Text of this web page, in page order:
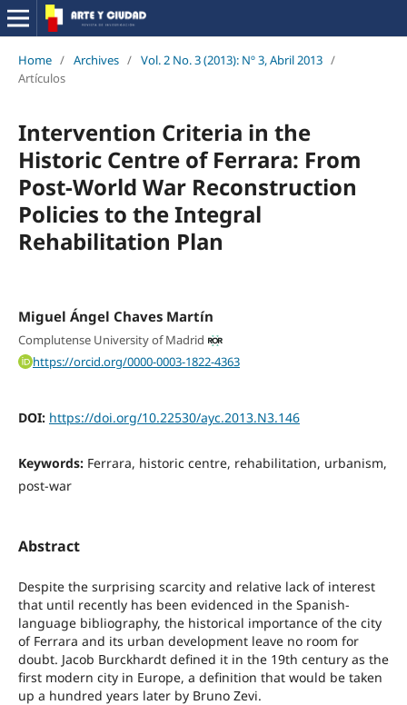
Home / Archives / Vol. 2 No. 3 (2013): Nº 3, Abril 2013 /
Artículos
Intervention Criteria in the
Historic Centre of Ferrara: From
Post-World War Reconstruction
Policies to the Integral
Rehabilitation Plan
Miguel Ángel Chaves Martín
Complutense University of Madrid
https://orcid.org/0000-0003-1822-4363
DOI: https://doi.org/10.22530/ayc.2013.N3.146
Keywords: Ferrara, historic centre, rehabilitation, urbanism,
post-war
Abstract
Despite the surprising scarcity and relative lack of interest
that until recently has been evidenced in the Spanish-
language bibliography, the historical importance of the city
of Ferrara and its urban development leave no room for
doubt. Jacob Burckhardt defined it in the 19th century as the
first modern city in Europe, a definition that would be taken
up a hundred years later by Bruno Zevi.